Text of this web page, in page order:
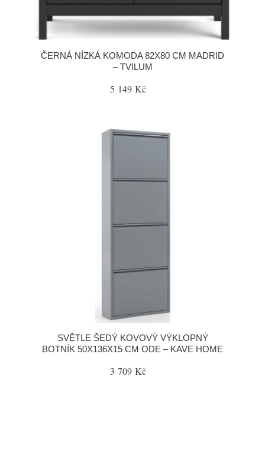
ČERNÁ NÍZKÁ KOMODA 82X80 CM MADRID
– TVILUM
5 149 Kč
SVĚTLE ŠEDÝ KOVOVÝ VÝKLOPNÝ
BOTNÍK 50X136X15 CM ODE – KAVE HOME
3 709 Kč